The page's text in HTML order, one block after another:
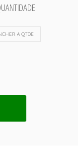
A QTDE